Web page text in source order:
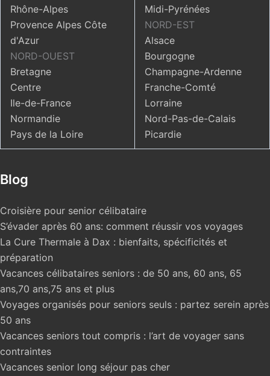
Rhône-Alpes
Provence Alpes Côte
d'Azur
NORD-OUEST
Bretagne
Centre
Ile-de-France
Normandie
Pays de la Loire
Midi-Pyrénées
NORD-EST
Alsace
Bourgogne
Champagne-Ardenne
Franche-Comté
Lorraine
Nord-Pas-de-Calais
Picardie
Blog
Croisière pour senior célibataire
S’évader après 60 ans: comment réussir vos voyages
La Cure Thermale à Dax : bienfaits, spécificités et
préparation
Vacances célibataires seniors : de 50 ans, 60 ans, 65
ans,70 ans,75 ans et plus
Voyages organisés pour seniors seuls : partez serein après
50 ans
Vacances seniors tout compris : l’art de voyager sans
contraintes
Vacances senior long séjour pas cher